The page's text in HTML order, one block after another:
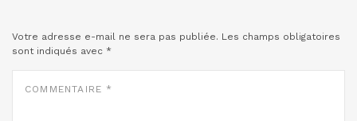
Votre adresse e-mail ne sera pas publiée. Les champs obligatoires
sont indiqués avec *